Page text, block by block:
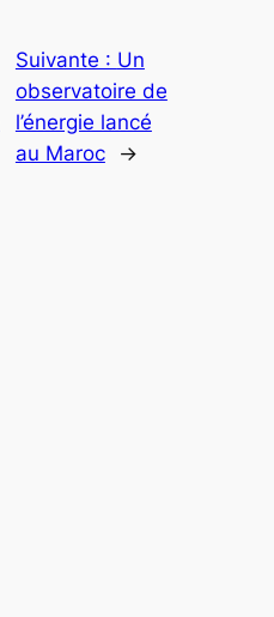
Suivante : Un
observatoire de
l’énergie lancé
au Maroc
→